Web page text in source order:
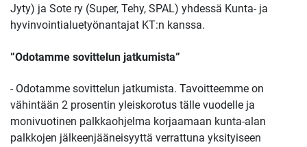
Jyty) ja Sote ry (Super, Tehy, SPAL) yhdessä Kunta- ja
hyvinvointialuetyönantajat KT:n kanssa.
”Odotamme sovittelun jatkumista”
- Odotamme sovittelun jatkumista. Tavoitteemme on
vähintään 2 prosentin yleiskorotus tälle vuodelle ja
monivuotinen palkkaohjelma korjaamaan kunta-alan
palkkojen jälkeenjääneisyyttä verrattuna yksityiseen